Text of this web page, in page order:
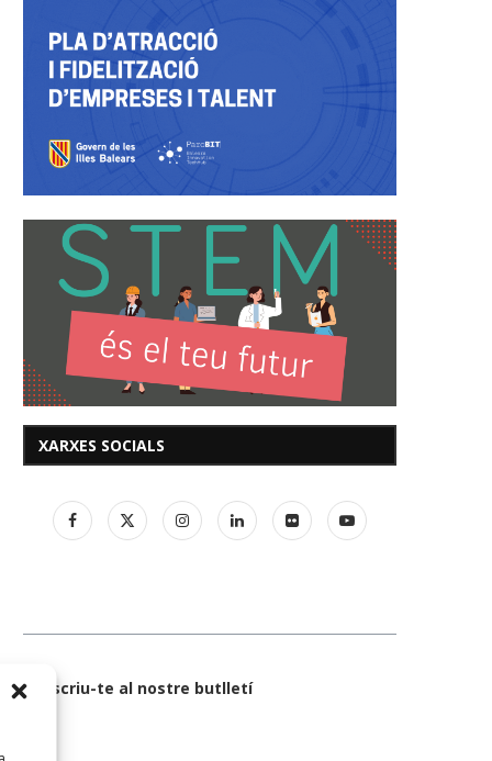
XARXES SOCIALS
Subscriu-te al nostre butlletí